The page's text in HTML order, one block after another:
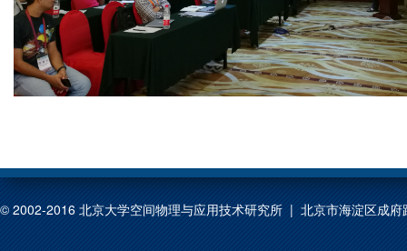
© 2002-2016 北京大学空间物理与应用技术研究所 | 北京市海淀区成